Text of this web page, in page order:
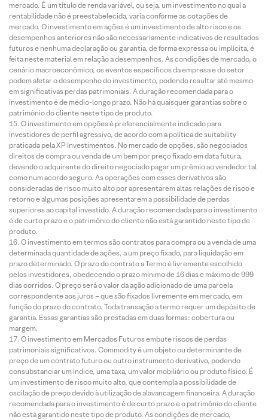
mercado. É um título de renda variável, ou seja, um investimento no qual a
rentabilidade não é preestabelecida, varia conforme as cotações de
mercado. O investimento em ações é um investimento de alto risco e os
desempenhos anteriores não são necessariamente indicativos de resultados
futuros e nenhuma declaração ou garantia, de forma expressa ou implícita, é
feita neste material em relação a desempenhos. As condições de mercado, o
cenário macroeconômico, os eventos específicos da empresa e do setor
podem afetar o desempenho do investimento, podendo resultar até mesmo
em significativas perdas patrimoniais. A duração recomendada para o
investimento é de médio-longo prazo. Não há quaisquer garantias sobre o
patrimônio do cliente neste tipo de produto.
O investimento em opções é preferencialmente indicado para
investidores de perfil agressivo, de acordo com a política de suitability
praticada pela XP Investimentos. No mercado de opções, são negociados
direitos de compra ou venda de um bem por preço fixado em data futura,
devendo o adquirente do direito negociado pagar um prêmio ao vendedor tal
como num acordo seguro. As operações com esses derivativos são
consideradas de risco muito alto por apresentarem altas relações de risco e
retorno e algumas posições apresentarem a possibilidade de perdas
superiores ao capital investido. A duração recomendada para o investimento
é de curto prazo e o patrimônio do cliente não está garantido neste tipo de
produto.
O investimento em termos são contratos para compra ou a venda de uma
determinada quantidade de ações, a um preço fixado, para liquidação em
prazo determinado. O prazo do contrato a Termo é livremente escolhido
pelos investidores, obedecendo o prazo mínimo de 16 dias e máximo de 999
dias corridos. O preço será o valor da ação adicionado de uma parcela
correspondente aos juros – que são fixados livremente em mercado, em
função do prazo do contrato. Toda transação a termo requer um depósito de
garantia. Essas garantias são prestadas em duas formas: cobertura ou
margem.
O investimento em Mercados Futuros embute riscos de perdas
patrimoniais significativos. Commodity é um objeto ou determinante de
preço de um contrato futuro ou outro instrumento derivativo, podendo
consubstanciar um índice, uma taxa, um valor mobiliário ou produto físico. É
um investimento de risco muito alto, que contempla a possibilidade de
oscilação de preço devido à utilização de alavancagem financeira. A duração
recomendada para o investimento é de curto prazo e o patrimônio do cliente
não está garantido neste tipo de produto. As condições de mercado,